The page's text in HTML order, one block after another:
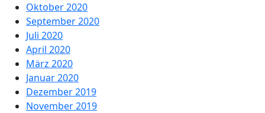
Oktober 2020
September 2020
Juli 2020
April 2020
März 2020
Januar 2020
Dezember 2019
November 2019